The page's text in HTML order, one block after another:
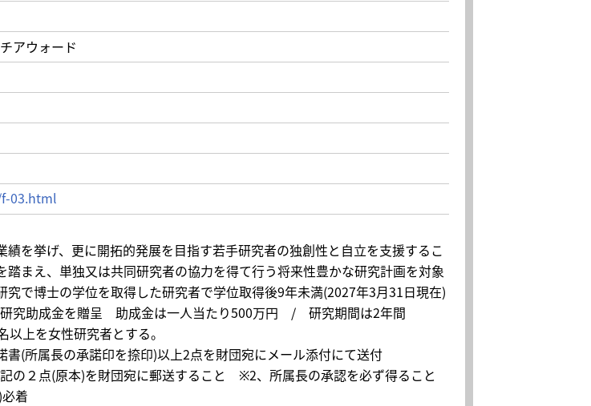
アウォード
03.html
績を挙げ、更に開拓的発展を目指す若手研究者の独創性と自立を支援するこ
踏まえ、単独又は共同研究者の協力を得て行う将来性豊かな研究計画を対象
究で博士の学位を取得した研究者で学位取得後9年未満(2027年3月31日現在)
研究助成金を贈呈 助成金は一人当たり500万円 / 研究期間は2年間
以上を女性研究者とする。
書(所属長の承諾印を捺印)以上2点を財団宛にメール添付にて送付
の２点(原本)を財団宛に郵送すること ※2、所属長の承認を必ず得ること
着